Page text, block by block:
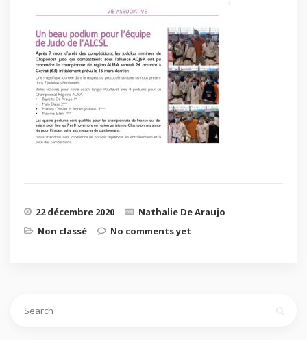
22 décembre 2020
Nathalie De Araujo
Non classé
No comments yet